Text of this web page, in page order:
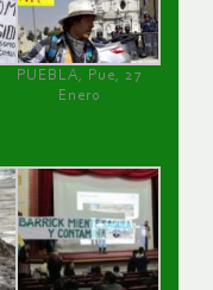
PUEBLA, Pue, 27
Enero